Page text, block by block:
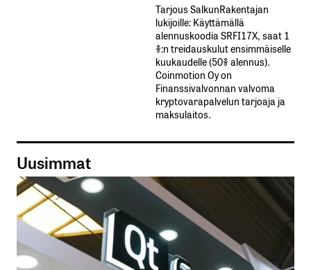
Tarjous SalkunRakentajan
lukijoille: Käyttämällä​ ​
alennuskoodia​ ​SRFI17X,​ ​saat​ ​1
%:n treidauskulut​ ​ensimmäiselle​ ​
kuukaudelle​ ​(50%​ ​alennus).
Coinmotion Oy on
Finanssivalvonnan valvoma
kryptovarapalvelun tarjoaja ja
maksulaitos.
Uusimmat